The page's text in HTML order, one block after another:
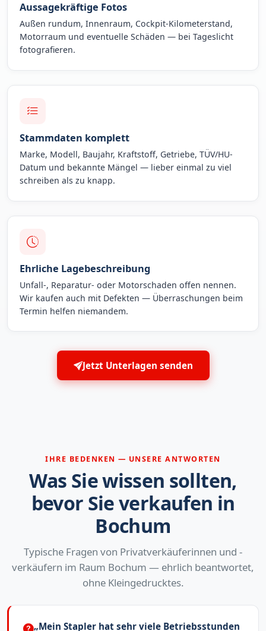
Aussagekräftige Fotos
Außen rundum, Innenraum, Cockpit-Kilometerstand,
Motorraum und eventuelle Schäden — bei Tageslicht
fotografieren.
Stammdaten komplett
Marke, Modell, Baujahr, Kraftstoff, Getriebe, TÜV/HU-
Datum und bekannte Mängel — lieber einmal zu viel
schreiben als zu knapp.
Ehrliche Lagebeschreibung
Unfall-, Reparatur- oder Motorschaden offen nennen.
Wir kaufen auch mit Defekten — Überraschungen beim
Termin helfen niemandem.
Jetzt Unterlagen senden
IHRE BEDENKEN — UNSERE ANTWORTEN
Was Sie wissen sollten,
bevor Sie verkaufen in
Bochum
Typische Fragen von Privatverkäuferinnen und -
verkäufern im Raum Bochum — ehrlich beantwortet,
ohne Kleingedrucktes.
„Mein Stapler hat sehr viele Betriebsstunden